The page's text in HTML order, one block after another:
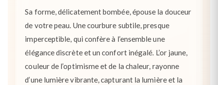
Sa forme, délicatement bombée, épouse la douceur
de votre peau. Une courbure subtile, presque
imperceptible, qui confère à l’ensemble une
élégance discrète et un confort inégalé. L’or jaune,
couleur de l’optimisme et de la chaleur, rayonne
d’une lumière vibrante, capturant la lumière et la